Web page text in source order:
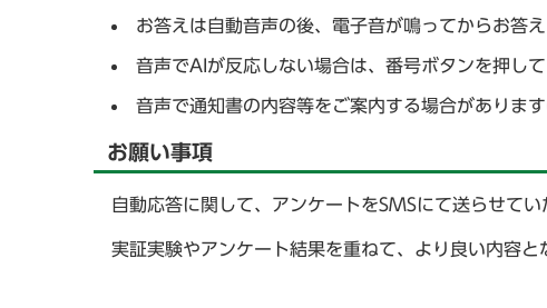
お答えは自動音声の後、電子音が鳴ってからお答え
音声でAIが反応しない場合は、番号ボタンを押して
音声で通知書の内容等をご案内する場合がありま
お願い事項
自動応答に関して、アンケートをSMSにて送らせて
実証実験やアンケート結果を重ねて、より良い内容